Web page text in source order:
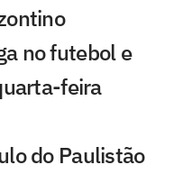
no futebol e
feira
do Paulistão